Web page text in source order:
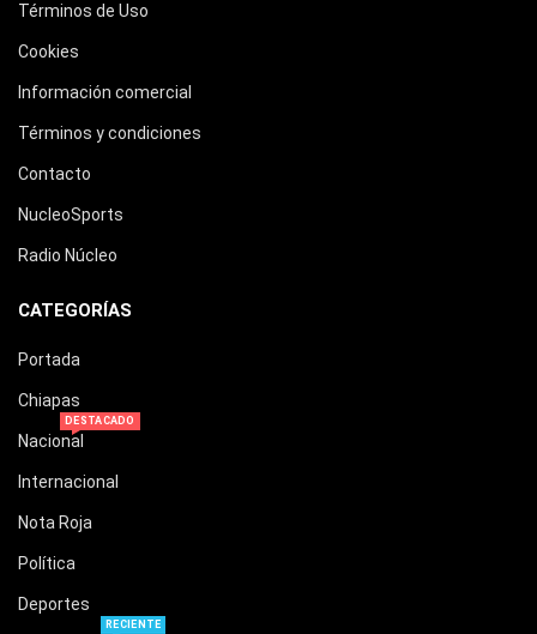
Términos de Uso
Cookies
Información comercial
Términos y condiciones
Contacto
NucleoSports
Radio Núcleo
CATEGORÍAS
Portada
Chiapas
Nacional
DESTACADO
Internacional
Nota Roja
Política
Deportes
RECIENTE